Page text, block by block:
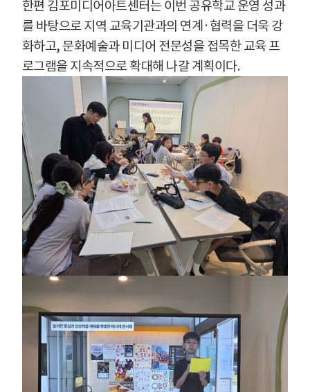
한편 김포미디어아트센터는 이번 공유학교 운영 성과
를 바탕으로 지역 교육기관과의 연계 ·협력을 더욱 강
화하고, 문화예술과 미디어 전문성을 접목한 교육 프
로그램을 지속적으로 확대해 나갈 계획이다.